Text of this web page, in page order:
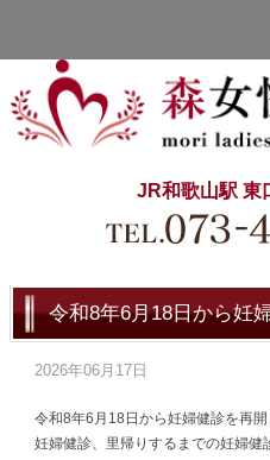
JR和歌山駅 東
令和8年6月18日から妊
2026年06月17日
令和8年6月18日から妊婦健診を再
妊婦健診、里帰りするまでの妊婦健